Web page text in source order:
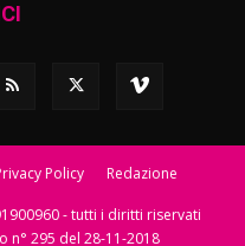
Policy Redazione
- tutti i diritti riservati
n° 295 del 28-11-2018